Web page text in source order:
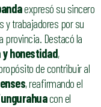
expresó su sincero
y trabajadores por su
provincia. Destacó la
honestidad,
de contribuir al
, reafirmando el
con el